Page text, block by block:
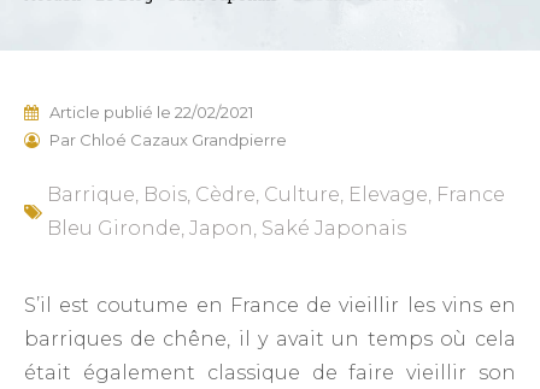
Article publié le22/02/2021
Par Chloé Cazaux Grandpierre
Barrique, Bois, Cèdre, Culture, Elevage, France
Bleu Gironde, Japon, Saké Japonais
S’il est coutume en France de vieillir les vins en
barriques de chêne, il y avait un temps où cela
était également classique de faire vieillir son